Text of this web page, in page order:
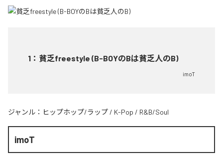
1 ： 貧乏freestyle (B-BOYのBは貧乏人のB)
imoT
ジャンル： ヒップホップ/ラップ / K-Pop / R&B/Soul
imoT